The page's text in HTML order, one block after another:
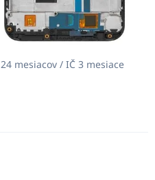
24 mesiacov / IČ 3 mesiace